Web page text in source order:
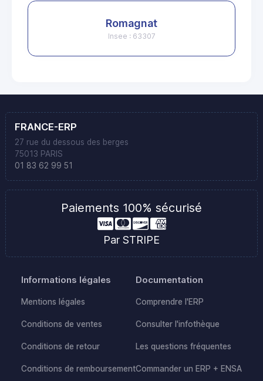
Romagnat
Insee : 63307
FRANCE-ERP
27 rue du dessous des berges
75013 PARIS
01 83 62 99 51
Paiements 100% sécurisé
Par STRIPE
Informations légales
Mentions légales
Conditions de ventes
Conditions de retour
Conditions de remboursement
Documentation
Comprendre l'ERP
Consulter l'infothèque
Les questions fréquentes
Commander un ERP + ENSA